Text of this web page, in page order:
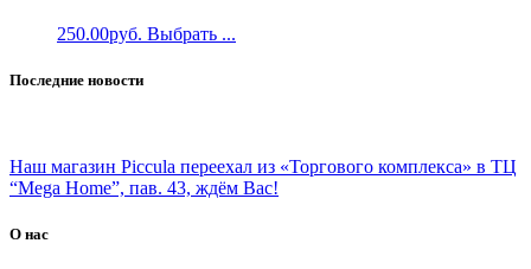
250.00руб. Выбрать ...
Последние новости
Наш магазин Piccula переехал из «Торгового комплекса» в ТЦ
“Mega Home”, пав. 43, ждём Вас!
О нас